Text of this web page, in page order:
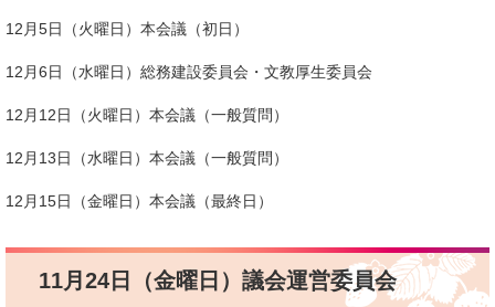
12月5日（火曜日）本会議（初日）
12月6日（水曜日）総務建設委員会・文教厚生委員会
12月12日（火曜日）本会議（一般質問）
12月13日（水曜日）本会議（一般質問）
12月15日（金曜日）本会議（最終日）
11月24日（金曜日）議会運営委員会